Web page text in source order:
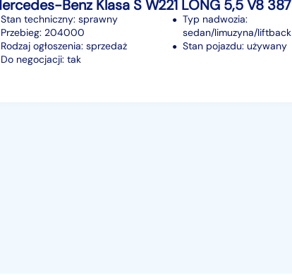
Stan techniczny: sprawny
Przebieg: 204000
Rodzaj ogłoszenia: sprzedaż
Do negocjacji: tak
Typ nadwozia:
sedan/limuzyna/liftback
Stan pojazdu: używany